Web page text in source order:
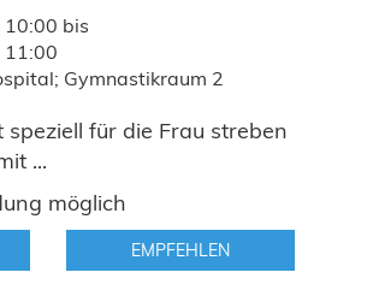
bis
11:00
Gymnastikraum 2
für die Frau streben
...
möglich
EMPFEHLEN